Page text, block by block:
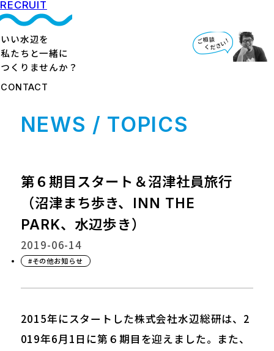
RECRUIT
いい水辺を
私たちと一緒に
つくりませんか？
CONTACT
NEWS / TOPICS
第６期目スタート＆沼津社員旅行
（沼津まち歩き、INN THE
PARK、水辺歩き）
2019-06-14
#その他お知らせ
2015年にスタートした株式会社水辺総研は、2
019年6月1日に第６期目を迎えました。また、